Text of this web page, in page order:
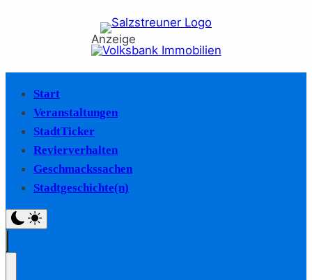
Anzeige
Start
Veranstaltungen
StadtTicker
Revierverhalten
Geschmackssachen
Stadtgeschichte(n)